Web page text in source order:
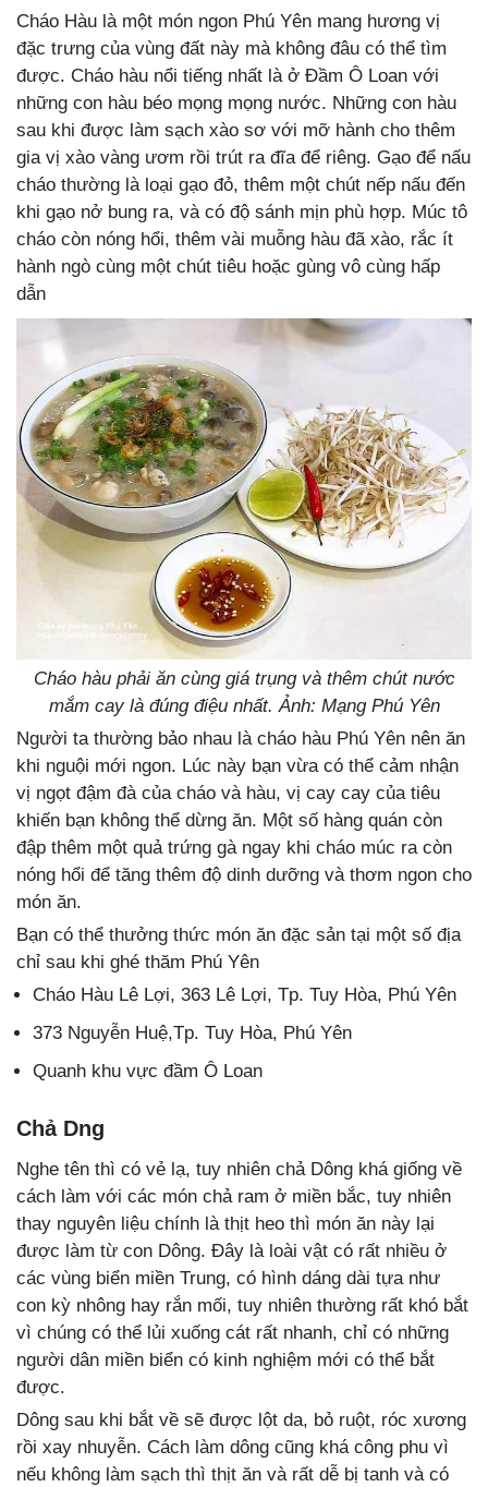
Cháo Hàu là một món ngon Phú Yên mang hương vị
đặc trưng của vùng đất này mà không đâu có thể tìm
được. Cháo hàu nổi tiếng nhất là ở Đầm Ô Loan với
những con hàu béo mọng mọng nước. Những con hàu
sau khi được làm sạch xào sơ với mỡ hành cho thêm
gia vị xào vàng ươm rồi trút ra đĩa để riêng. Gạo để nấu
cháo thường là loại gạo đỏ, thêm một chút nếp nấu đến
khi gạo nở bung ra, và có độ sánh mịn phù hợp. Múc tô
cháo còn nóng hổi, thêm vài muỗng hàu đã xào, rắc ít
hành ngò cùng một chút tiêu hoặc gùng vô cùng hấp
dẫn
Cháo hàu phải ăn cùng giá trụng và thêm chút nước
mắm cay là đúng điệu nhất. Ảnh: Mạng Phú Yên
Người ta thường bảo nhau là cháo hàu Phú Yên nên ăn
khi nguội mới ngon. Lúc này bạn vừa có thể cảm nhận
vị ngọt đậm đà của cháo và hàu, vị cay cay của tiêu
khiến bạn không thể dừng ăn. Một số hàng quán còn
đập thêm một quả trứng gà ngay khi cháo múc ra còn
nóng hổi để tăng thêm độ dinh dưỡng và thơm ngon cho
món ăn.
Bạn có thể thưởng thức món ăn đặc sản tại một số địa
chỉ sau khi ghé thăm Phú Yên
Cháo Hàu Lê Lợi, 363 Lê Lợi, Tp. Tuy Hòa, Phú Yên
373 Nguyễn Huệ,Tp. Tuy Hòa, Phú Yên
Quanh khu vực đầm Ô Loan
Chả Dng
Nghe tên thì có vẻ lạ, tuy nhiên chả Dông khá giống về
cách làm với các món chả ram ở miền bắc, tuy nhiên
thay nguyên liệu chính là thịt heo thì món ăn này lại
được làm từ con Dông. Đây là loài vật có rất nhiều ở
các vùng biển miền Trung, có hình dáng dài tựa như
con kỳ nhông hay rắn mối, tuy nhiên thường rất khó bắt
vì chúng có thể lủi xuống cát rất nhanh, chỉ có những
người dân miền biển có kinh nghiệm mới có thể bắt
được.
Dông sau khi bắt về sẽ được lột da, bỏ ruột, róc xương
rồi xay nhuyễn. Cách làm dông cũng khá công phu vì
nếu không làm sạch thì thịt ăn và rất dễ bị tanh và có